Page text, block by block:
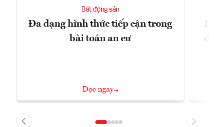
Bất động sản
Đa dạng hình thức tiếp cận trong
bài toán an cư
Đọc ngay